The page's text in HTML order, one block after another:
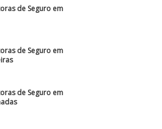
de Seguro em
de Seguro em
de Seguro em